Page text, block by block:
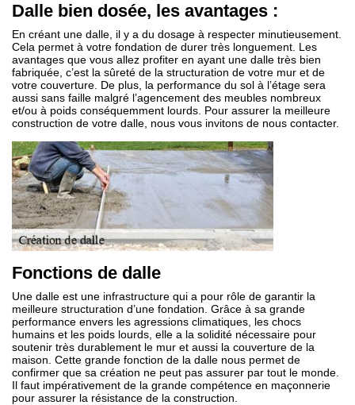
Dalle bien dosée, les avantages :
En créant une dalle, il y a du dosage à respecter minutieusement.
Cela permet à votre fondation de durer très longuement. Les
avantages que vous allez profiter en ayant une dalle très bien
fabriquée, c’est la sûreté de la structuration de votre mur et de
votre couverture. De plus, la performance du sol à l’étage sera
aussi sans faille malgré l’agencement des meubles nombreux
et/ou à poids conséquemment lourds. Pour assurer la meilleure
construction de votre dalle, nous vous invitons de nous contacter.
Fonctions de dalle
Une dalle est une infrastructure qui a pour rôle de garantir la
meilleure structuration d’une fondation. Grâce à sa grande
performance envers les agressions climatiques, les chocs
humains et les poids lourds, elle a la solidité nécessaire pour
soutenir très durablement le mur et aussi la couverture de la
maison. Cette grande fonction de la dalle nous permet de
confirmer que sa création ne peut pas assurer par tout le monde.
Il faut impérativement de la grande compétence en maçonnerie
pour assurer la résistance de la construction.